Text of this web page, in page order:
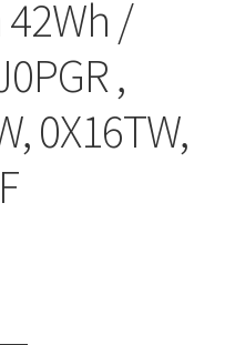
42Wh /
,
0X16TW,